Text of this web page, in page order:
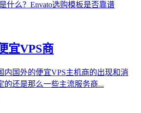
什么？Envato选购模板是否靠谱
宜VPS商
内国外的便宜VPS主机商的出现和消
的还是那么一些主流服务商...